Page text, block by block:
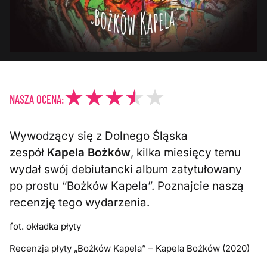
NASZA OCENA:
Wywodzący się z Dolnego Śląska
zespół Kapela Bożków, kilka miesięcy temu
wydał swój debiutancki album zatytułowany
po prostu “Bożków Kapela”. Poznajcie naszą
recenzję tego wydarzenia.
fot. okładka płyty
Recenzja płyty „Bożków Kapela” – Kapela Bożków (2020)